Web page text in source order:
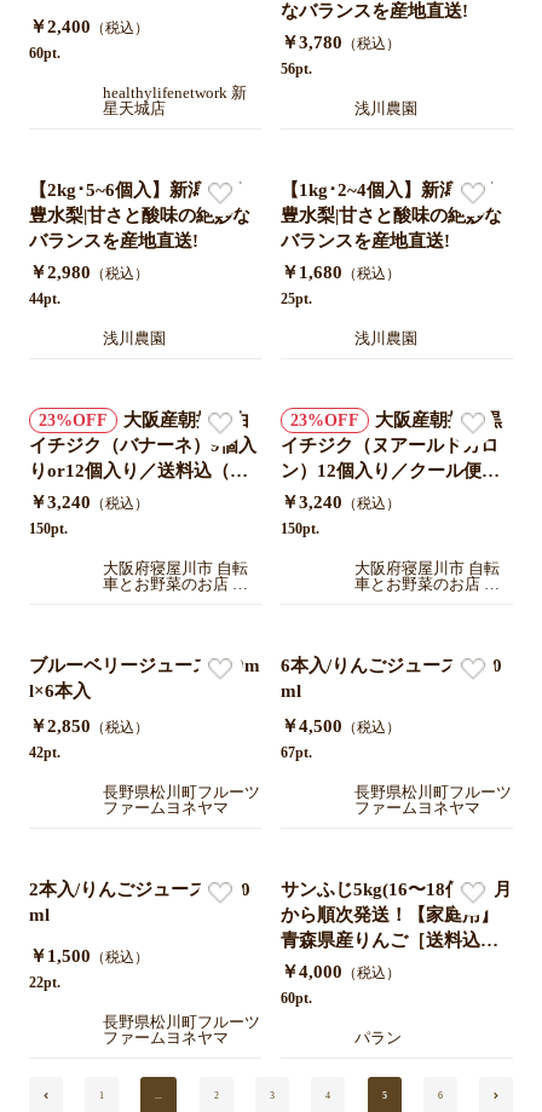
￥2,400 （税込）
60pt.
healthylifenetwork 新
星天城店
なバランスを産地直送!
￥3,780 （税込）
56pt.
浅川農園
【2kg･5~6個入】新潟県産
豊水梨|甘さと酸味の絶妙な
バランスを産地直送!
￥2,980 （税込）
44pt.
浅川農園
【1kg･2~4個入】新潟県産
豊水梨|甘さと酸味の絶妙な
バランスを産地直送!
￥1,680 （税込）
25pt.
浅川農園
23
大阪産朝採れ白
イチジク（バナーネ）9個入
りor12個入り／送料込（別
途送料地域あり）順次発送
中
￥3,240 （税込）
150pt.
大阪府寝屋川市 自転
車とお野菜のお店 や
23
大阪産朝採れ黒
イチジク（ヌアールドカロ
ン）12個入り／クール便送
料込（別途送料地域あり）
順次発送中
￥3,240 （税込）
150pt.
大阪府寝屋川市 自転
車とお野菜のお店 や
ブルーベリージュース/250m
l×6本入
￥2,850 （税込）
42pt.
長野県松川町フルーツ
ファームヨネヤマ
6本入/りんごジュース/1000
ml
￥4,500 （税込）
67pt.
長野県松川町フルーツ
ファームヨネヤマ
2本入/りんごジュース/1000
ml
￥1,500 （税込）
22pt.
長野県松川町フルーツ
ファームヨネヤマ
サンふじ5kg(16〜18個) 11月
から順次発送！【家庭用】
青森県産りんご［送料込
み］
￥4,000 （税込）
60pt.
パラン
1 ... 2 3 4 5 6